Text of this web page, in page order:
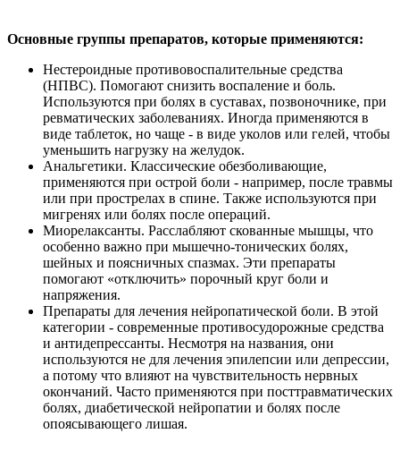
Основные группы препаратов, которые применяются:
Нестероидные противовоспалительные средства
(НПВС). Помогают снизить воспаление и боль.
Используются при болях в суставах, позвоночнике, при
ревматических заболеваниях. Иногда применяются в
виде таблеток, но чаще - в виде уколов или гелей, чтобы
уменьшить нагрузку на желудок.
Анальгетики. Классические обезболивающие,
применяются при острой боли - например, после травмы
или при прострелах в спине. Также используются при
мигренях или болях после операций.
Миорелаксанты. Расслабляют скованные мышцы, что
особенно важно при мышечно-тонических болях,
шейных и поясничных спазмах. Эти препараты
помогают «отключить» порочный круг боли и
напряжения.
Препараты для лечения нейропатической боли. В этой
категории - современные противосудорожные средства
и антидепрессанты. Несмотря на названия, они
используются не для лечения эпилепсии или депрессии,
а потому что влияют на чувствительность нервных
окончаний. Часто применяются при посттравматических
болях, диабетической нейропатии и болях после
опоясывающего лишая.